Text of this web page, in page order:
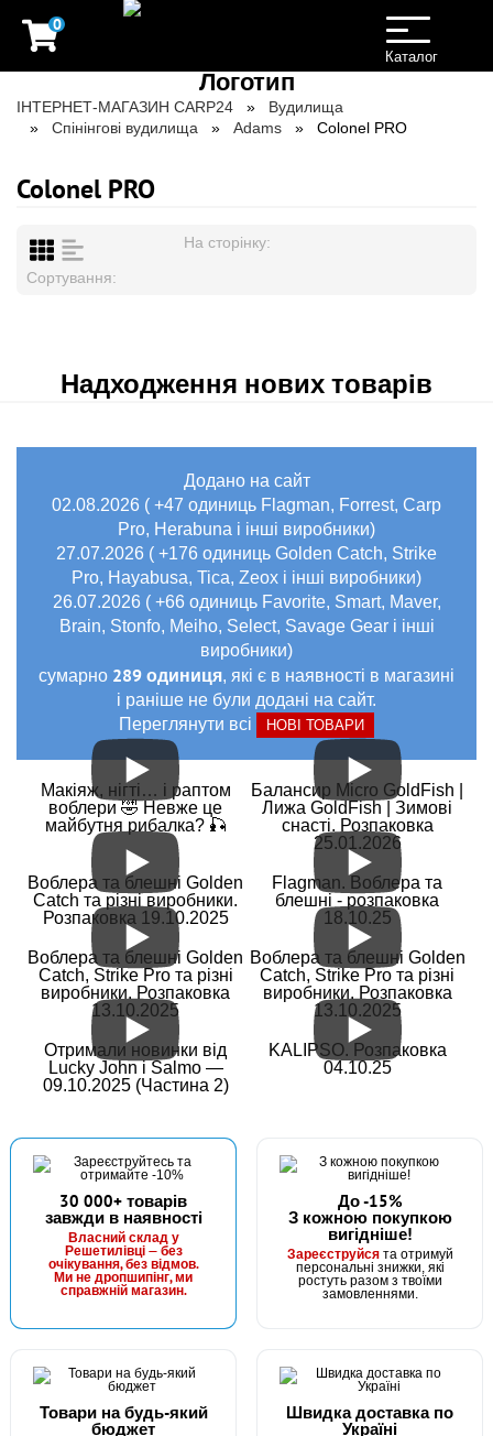
0
Toggle
navigation
Каталог
ІНТЕРНЕТ-МАГАЗИН CARP24
Вудилища
Спінінгові вудилища
Adams Colonel PRO
Colonel PRO
На сторінку:
Сортування:
Надходження нових товарів
Додано на сайт
02.08.2026 ( +47 одиниць Flagman, Forrest, Carp
Pro, Herabuna і інші виробники)
27.07.2026 ( +176 одиниць Golden Catch, Strike
Pro, Hayabusa, Tica, Zeox і інші виробники)
26.07.2026 ( +66 одиниць Favorite, Smart, Maver,
Brain, Stonfo, Meiho, Select, Savage Gear і інші
виробники)
сумарно 289 одиниця, які є в наявності в магазині
і раніше не були додані на сайт.
Переглянути всі
НОВІ ТОВАРИ
Макіяж, нігті… і раптом
воблери 🤣 Невже це
майбутня рибалка? 🎣
Балансир Micro GoldFish |
Лижа GoldFish | Зимові
снасті. Розпаковка
25.01.2026
Воблера та блешні Golden
Catch та різні виробники.
Розпаковка 19.10.2025
Flagman. Воблера та
блешні - розпаковка
18.10.25
Воблера та блешні Golden
Catch, Strike Pro та різні
виробники. Розпаковка
13.10.2025
Воблера та блешні Golden
Catch, Strike Pro та різні
виробники. Розпаковка
13.10.2025
Отримали новинки від
Lucky John і Salmo —
09.10.2025 (Частина 2)
KALIPSO. Розпаковка
04.10.25
30 000+ товарів
завжди в наявності
Власний склад у
Решетилівці — без
очікування, без відмов.
Ми не дропшипінг, ми
справжній магазин.
До -15%
З кожною покупкою
вигідніше!
Зареєструйсята отримуй
персональні знижки, які
ростуть разом з твоїми
замовленнями.
Товари на будь-який
бюджет
Швидка доставка по
Україні